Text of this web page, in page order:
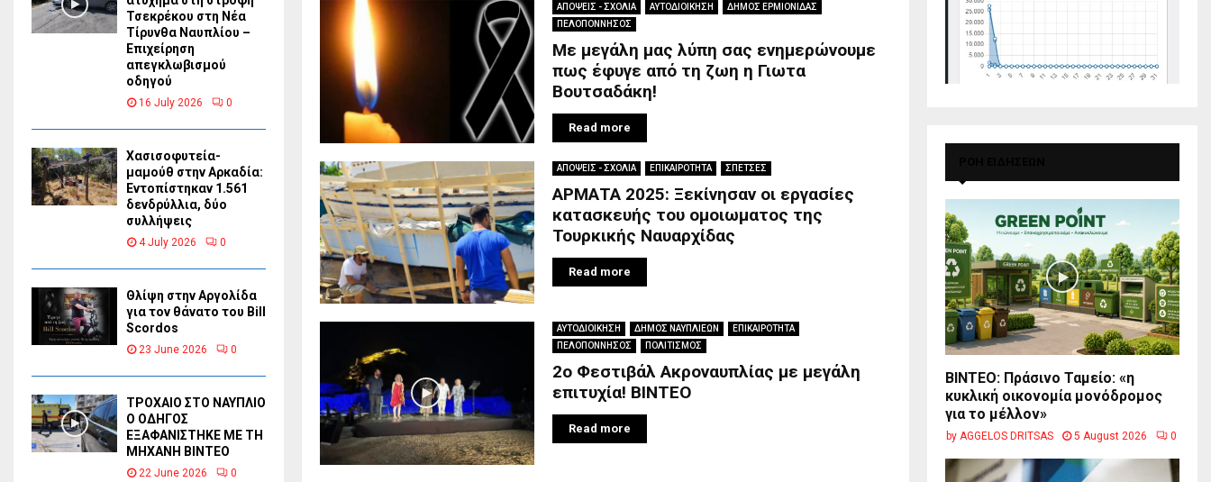
ΑΠΟΨΕΙΣ - ΣΧΟΛΙΑ ΑΥΤΟΔΙΟΙΚΗΣΗ
ΔΗΜΟΣ ΕΡΜΙΟΝΙΔΑΣ
ΠΕΛΟΠΟΝΝΗΣΟΣ
Με μεγάλη μας λύπη σας ενημερώνουμε
πως έφυγε από τη ζωη η Γιωτα
Βουτσαδάκη!
Read more
ΑΠΟΨΕΙΣ - ΣΧΟΛΙΑ ΕΠΙΚΑΙΡΟΤΗΤΑ ΣΠΕΤΣΕΣ
ΑΡΜΑΤΑ 2025: Ξεκίνησαν οι εργασίες
κατασκευής του ομοιωματος της
Τουρκικής Ναυαρχίδας
Read more
ΑΥΤΟΔΙΟΙΚΗΣΗ ΔΗΜΟΣ ΝΑΥΠΛΙΕΩΝ
ΕΠΙΚΑΙΡΟΤΗΤΑ
ΠΕΛΟΠΟΝΝΗΣΟΣ
ΠΟΛΙΤΙΣΜΟΣ
2ο Φεστιβάλ Ακροναυπλίας με μεγάλη
επιτυχία! ΒΙΝΤΕΟ
Read more
Τσεκρέκου στη Νέα
Τίρυνθα Ναυπλίου –
Επιχείρηση
απεγκλωβισμού
οδηγού
16 July 2026 0
Χασισοφυτεία-
μαμούθ στην Αρκαδία:
Εντοπίστηκαν 1.561
δενδρύλλια, δύο
συλλήψεις
4 July 2026 0
Θλίψη στην Αργολίδα
για τον θάνατο του Bill
Scordos
23 June 2026 0
ΤΡΟΧΑΙΟ ΣΤΟ ΝΑΥΠΛΙΟ
Ο ΟΔΗΓΟΣ
ΕΞΑΦΑΝΙΣΤΗΚΕ ΜΕ ΤΗ
ΜΗΧΑΝΗ ΒΙΝΤΕΟ
22 June 2026 0
BINTEO: Πράσινο Ταμείο: «η
κυκλική οικονομία μονόδρομος
για το μέλλον»
by AGGELOS DRITSAS 5 August 2026 0